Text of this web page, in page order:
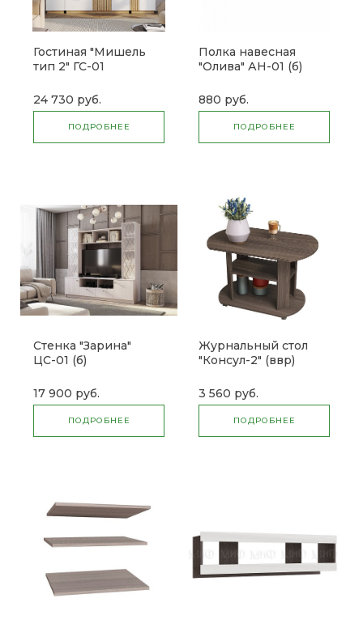
Гостиная "Мишель
тип 2" ГС-01
24 730 руб.
ПОДРОБНЕЕ
Полка навесная
"Олива" АН-01 (б)
880 руб.
ПОДРОБНЕЕ
Стенка "Зарина"
ЦС-01 (б)
17 900 руб.
ПОДРОБНЕЕ
Журнальный стол
"Консул-2" (ввр)
3 560 руб.
ПОДРОБНЕЕ